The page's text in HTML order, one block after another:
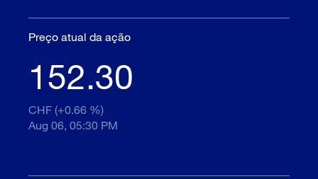
Preço atual da ação
152.30
CHF (+0.66 %)
Aug 06, 05:30 PM